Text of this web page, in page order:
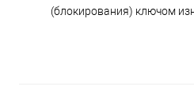
(блокирования) ключом